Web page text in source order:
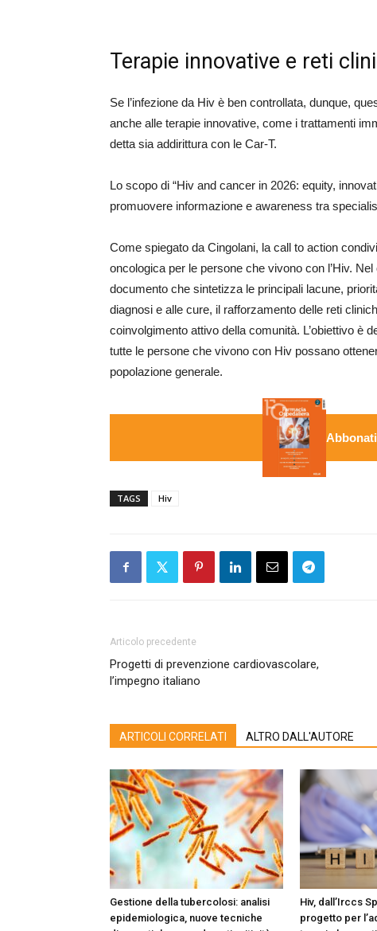
Terapie innovative e reti
Se l’infezione da Hiv è ben controllata, dunque,
anche alle terapie innovative, come i trattamenti
detta sia addirittura con le Car-T.
Lo scopo di “Hiv and cancer in 2026: equity,
promuovere informazione e awareness tra
Come spiegato da Cingolani, la call to action
oncologica per le persone che vivono con l’Hiv.
documento che sintetizza le principali lacune,
diagnosi e alle cure, il rafforzamento delle reti
coinvolgimento attivo della comunità. L’obiettivo è
tutte le persone che vivono con Hiv possano
popolazione generale.
TAGS Hiv
Articolo precedente
Progetti di prevenzione cardiovascolare,
l’impegno italiano
ARTICOLI CORRELATI ALTRO DALL'AUTORE
Gestione della tubercolosi: analisi
epidemiologica, nuove tecniche
Hiv, dall’Irccs
progetto per